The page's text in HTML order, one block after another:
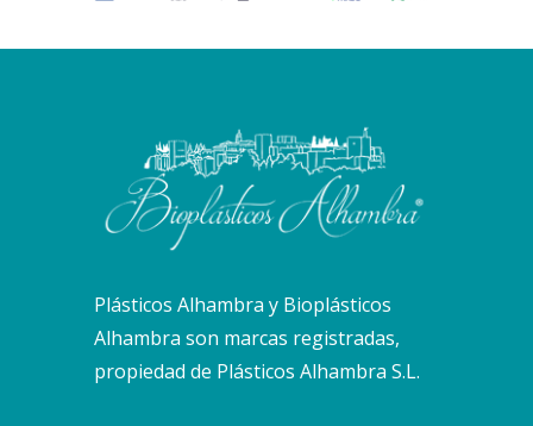
Plásticos Alhambra y Bioplásticos
Alhambra son marcas registradas,
propiedad de Plásticos Alhambra S.L.